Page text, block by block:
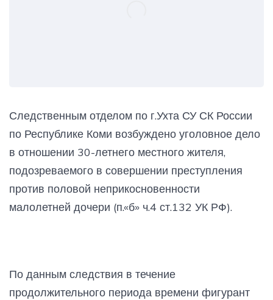
Следственным отделом по г.Ухта СУ СК России
по Республике Коми возбуждено уголовное дело
в отношении 30-летнего местного жителя,
подозреваемого в совершении преступления
против половой неприкосновенности
малолетней дочери (п.«б» ч.4 ст.132 УК РФ).
По данным следствия в течение
продолжительного периода времени фигурант